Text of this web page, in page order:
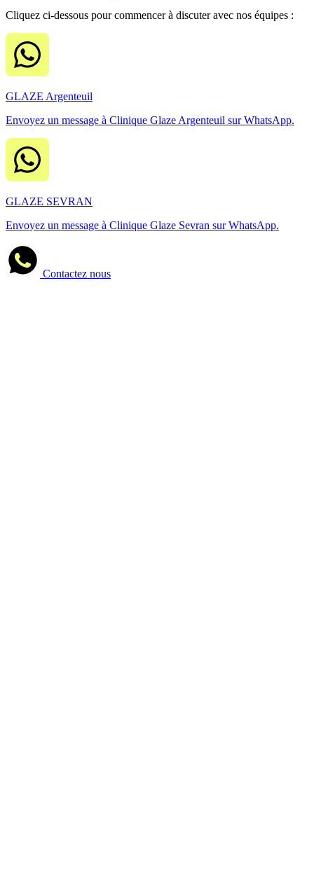
Cliquez ci-dessous pour commencer à discuter avec nos équipes :
GLAZE Argenteuil
Envoyez un message à Clinique Glaze Argenteuil sur WhatsApp.
GLAZE SEVRAN
Envoyez un message à Clinique Glaze Sevran sur WhatsApp.
Contactez nous